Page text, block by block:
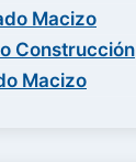
Macizo
Construcción
Macizo